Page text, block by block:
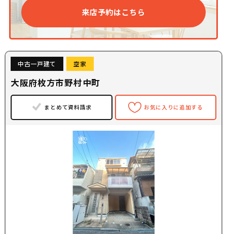
来店予約はこちら
中古一戸建て 空家
大阪府枚方市野村中町
まとめて資料請求 お気に入りに追加する